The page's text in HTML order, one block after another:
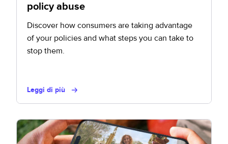
policy abuse
Discover how consumers are taking advantage
of your policies and what steps you can take to
stop them.
Leggi di più